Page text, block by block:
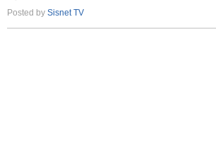
Posted by Sisnet TV